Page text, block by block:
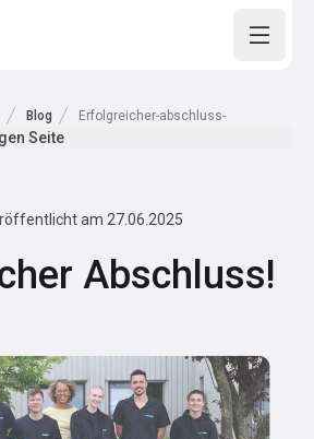
Open
Blog Erfolgreicher-abschluss-
Seite
am 27.06.2025
Abschluss!